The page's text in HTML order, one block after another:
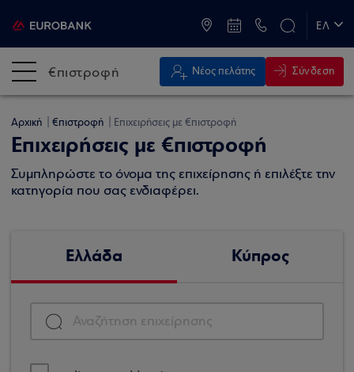
ΕΛ
€πιστροφή Νέος πελάτης Σύνδεση
Αρχική €πιστροφή Επιχειρήσεις με €πιστροφή
Επιχειρήσεις με €πιστροφή
Συμπληρώστε το όνομα της επιχείρησης ή επιλέξτε την
κατηγορία που σας ενδιαφέρει.
Ελλάδα Κύπρος